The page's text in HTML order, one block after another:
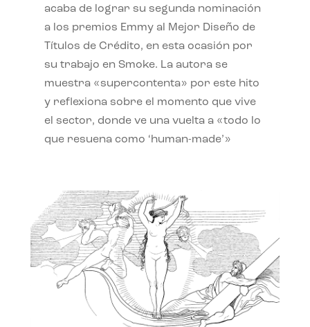
acaba de lograr su segunda nominación
a los premios Emmy al Mejor Diseño de
Títulos de Crédito, en esta ocasión por
su trabajo en Smoke. La autora se
muestra «supercontenta» por este hito
y reflexiona sobre el momento que vive
el sector, donde ve una vuelta a «todo lo
que resuena como ‘human-made’»